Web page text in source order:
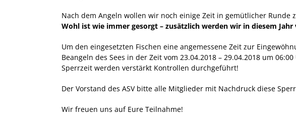
Nach dem Angeln wollen wir noch einige Zeit in gemütlicher Runde
Wohl ist wie immer gesorgt – zusätzlich werden wir in diesem
Um den eingesetzten Fischen eine angemessene Zeit zur
Beangeln des Sees in der Zeit vom 23.04.2018 – 29.04.2018 um
Sperrzeit werden verstärkt Kontrollen durchgeführt!
Der Vorstand des ASV bitte alle Mitglieder mit Nachdruck diese
Wir freuen uns auf Eure Teilnahme!